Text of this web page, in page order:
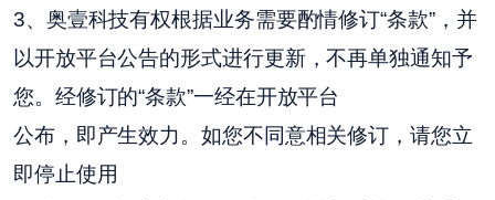
3、奥壹科技有权根据业务需要酌情修订“条款”，并
以开放平台公告的形式进行更新，不再单独通知予
您。经修订的“条款”一经在开放平台
公布，即产生效力。如您不同意相关修订，请您立
即停止使用